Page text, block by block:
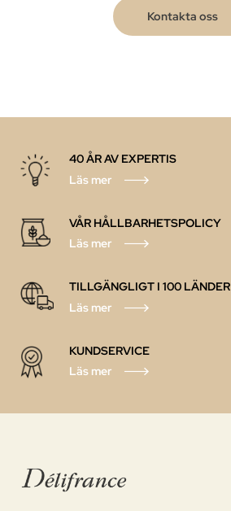
Kontakta oss
40 ÅR AV EXPERTIS
Läs mer
VÅR HÅLLBARHETSPOLICY
Läs mer
TILLGÄNGLIGT I 100 LÄNDER
Läs mer
KUNDSERVICE
Läs mer